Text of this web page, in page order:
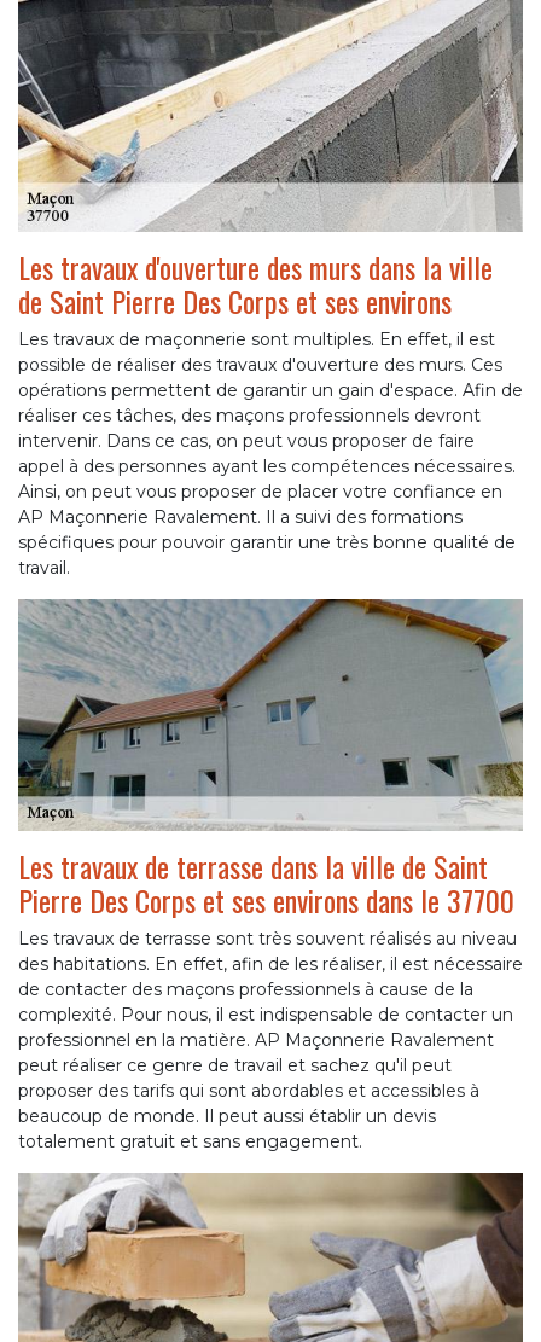
Les travaux d'ouverture des murs dans la ville
de Saint Pierre Des Corps et ses environs
Les travaux de maçonnerie sont multiples. En effet, il est
possible de réaliser des travaux d'ouverture des murs. Ces
opérations permettent de garantir un gain d'espace. Afin de
réaliser ces tâches, des maçons professionnels devront
intervenir. Dans ce cas, on peut vous proposer de faire
appel à des personnes ayant les compétences nécessaires.
Ainsi, on peut vous proposer de placer votre confiance en
AP Maçonnerie Ravalement. Il a suivi des formations
spécifiques pour pouvoir garantir une très bonne qualité de
travail.
Les travaux de terrasse dans la ville de Saint
Pierre Des Corps et ses environs dans le 37700
Les travaux de terrasse sont très souvent réalisés au niveau
des habitations. En effet, afin de les réaliser, il est nécessaire
de contacter des maçons professionnels à cause de la
complexité. Pour nous, il est indispensable de contacter un
professionnel en la matière. AP Maçonnerie Ravalement
peut réaliser ce genre de travail et sachez qu'il peut
proposer des tarifs qui sont abordables et accessibles à
beaucoup de monde. Il peut aussi établir un devis
totalement gratuit et sans engagement.